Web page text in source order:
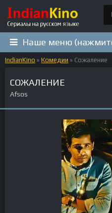
Наше меню
IndianKino » Комедии » Сожаление
СОЖАЛЕНИЕ
Afsos